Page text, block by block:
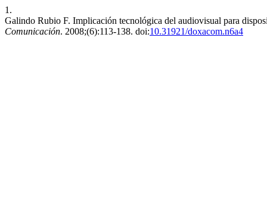
1.
Galindo Rubio F. Implicación tecnológica del audiovisual para
Comunicación. 2008;(6):113-138. doi:10.31921/doxacom.n6a4